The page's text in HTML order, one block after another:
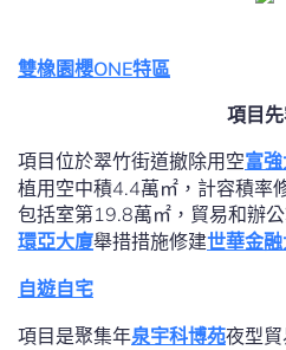
雙橡園櫻ONE特區
項目
項目位於翠竹街道撤除用空富
植用空中積4.4萬㎡，計容積率
包括室第19.8萬㎡，貿易和辦
環亞大廈舉措措施修建世華金
自遊自宅
項目是聚集年泉宇科博苑夜型